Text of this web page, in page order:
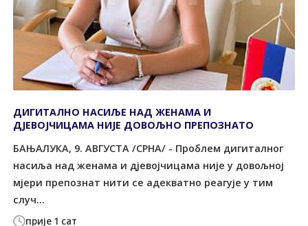
прије 1 сат
ДИГИTАЛНО НАСИЉЕ НАД ЖЕНАМА И
ДЈЕВОЈЧИЦАМА НИЈЕ ДОВОЉНО ПРЕПОЗНАTО
БАЊАЛУКА, 9. АВГУСТА /СРНА/ - Проблем дигиталног
насиља над женама и дјевојчицама није у довољној
мјери препознат нити се адекватно реагује у тим
случ...